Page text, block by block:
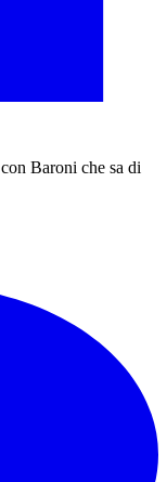
Baroni che sa di